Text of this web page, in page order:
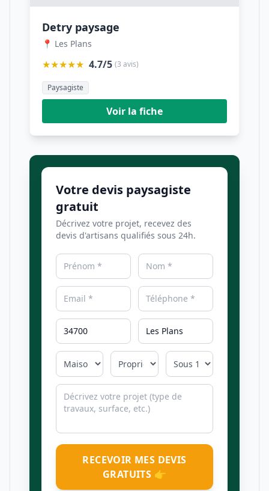
Detry paysage
📍 Les Plans
★★★★★ 4.7/5 (3 avis)
Paysagiste
Voir la fiche
Votre devis paysagiste
gratuit
Décrivez votre projet, recevez des
devis d'artisans qualifiés sous 24h.
RECEVOIR MES DEVIS
GRATUITS 👉